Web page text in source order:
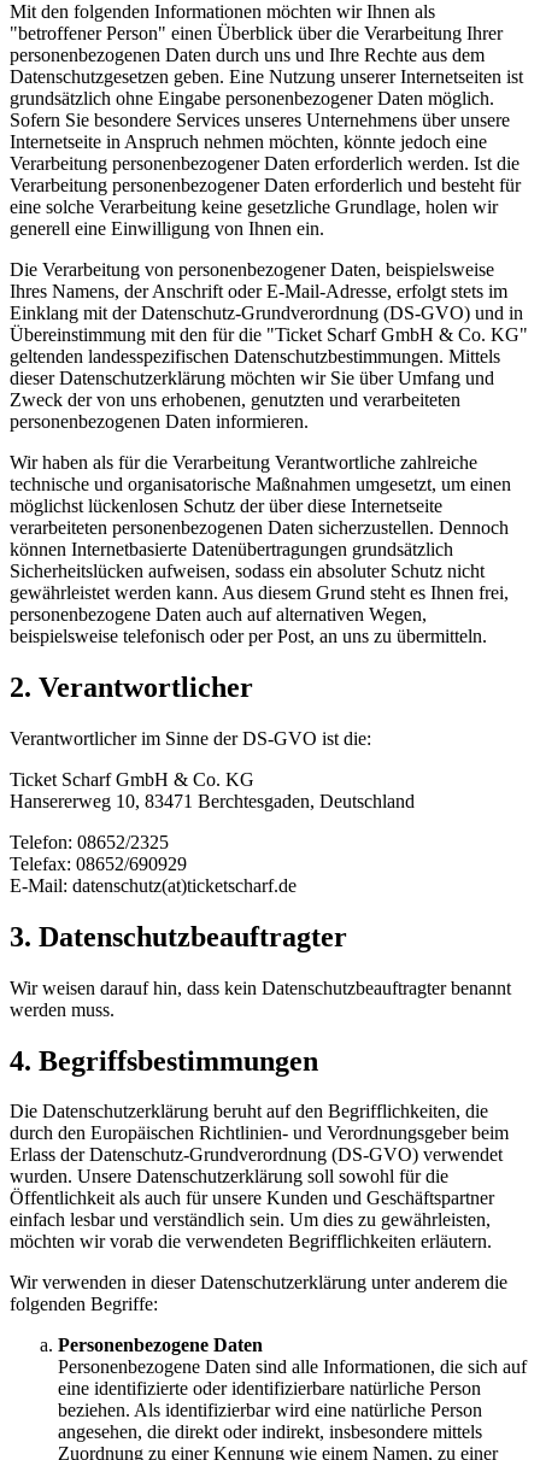
Mit den folgenden Informationen möchten wir Ihnen als
"betroffener Person" einen Überblick über die Verarbeitung Ihrer
personenbezogenen Daten durch uns und Ihre Rechte aus dem
Datenschutzgesetzen geben. Eine Nutzung unserer Internetseiten ist
grundsätzlich ohne Eingabe personenbezogener Daten möglich.
Sofern Sie besondere Services unseres Unternehmens über unsere
Internetseite in Anspruch nehmen möchten, könnte jedoch eine
Verarbeitung personenbezogener Daten erforderlich werden. Ist die
Verarbeitung personenbezogener Daten erforderlich und besteht für
eine solche Verarbeitung keine gesetzliche Grundlage, holen wir
generell eine Einwilligung von Ihnen ein.
Die Verarbeitung von personenbezogener Daten, beispielsweise
Ihres Namens, der Anschrift oder E-Mail-Adresse, erfolgt stets im
Einklang mit der Datenschutz-Grundverordnung (DS-GVO) und in
Übereinstimmung mit den für die "Ticket Scharf GmbH & Co. KG"
geltenden landesspezifischen Datenschutzbestimmungen. Mittels
dieser Datenschutzerklärung möchten wir Sie über Umfang und
Zweck der von uns erhobenen, genutzten und verarbeiteten
personenbezogenen Daten informieren.
Wir haben als für die Verarbeitung Verantwortliche zahlreiche
technische und organisatorische Maßnahmen umgesetzt, um einen
möglichst lückenlosen Schutz der über diese Internetseite
verarbeiteten personenbezogenen Daten sicherzustellen. Dennoch
können Internetbasierte Datenübertragungen grundsätzlich
Sicherheitslücken aufweisen, sodass ein absoluter Schutz nicht
gewährleistet werden kann. Aus diesem Grund steht es Ihnen frei,
personenbezogene Daten auch auf alternativen Wegen,
beispielsweise telefonisch oder per Post, an uns zu übermitteln.
2. Verantwortlicher
Verantwortlicher im Sinne der DS-GVO ist die:
Ticket Scharf GmbH & Co. KG
Hansererweg 10, 83471 Berchtesgaden, Deutschland
Telefon: 08652/2325
Telefax: 08652/690929
E-Mail: datenschutz(at)ticketscharf.de
3. Datenschutzbeauftragter
Wir weisen darauf hin, dass kein Datenschutzbeauftragter benannt
werden muss.
4. Begriffsbestimmungen
Die Datenschutzerklärung beruht auf den Begrifflichkeiten, die
durch den Europäischen Richtlinien- und Verordnungsgeber beim
Erlass der Datenschutz-Grundverordnung (DS-GVO) verwendet
wurden. Unsere Datenschutzerklärung soll sowohl für die
Öffentlichkeit als auch für unsere Kunden und Geschäftspartner
einfach lesbar und verständlich sein. Um dies zu gewährleisten,
möchten wir vorab die verwendeten Begrifflichkeiten erläutern.
Wir verwenden in dieser Datenschutzerklärung unter anderem die
folgenden Begriffe:
Personenbezogene Daten
Personenbezogene Daten sind alle Informationen, die sich auf
eine identifizierte oder identifizierbare natürliche Person
beziehen. Als identifizierbar wird eine natürliche Person
angesehen, die direkt oder indirekt, insbesondere mittels
Zuordnung zu einer Kennung wie einem Namen, zu einer